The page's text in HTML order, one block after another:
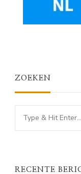
ZOEKEN
Looking
for
RECENTE